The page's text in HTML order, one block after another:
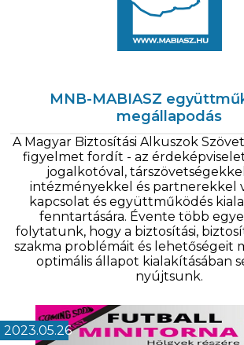
MNB-MABIASZ
megállapodás
A Magyar Biztosítási Alkuszok
figyelmet fordít - az
jogalkotóval,
intézményekkel és partnerekkel
kapcsolat és együttműködés
fenntartására. Évente több
folytatunk, hogy a biztosítási,
szakma problémáit és lehetőségeit
optimális állapot kialakításában
nyújtsunk.
2023.05.26